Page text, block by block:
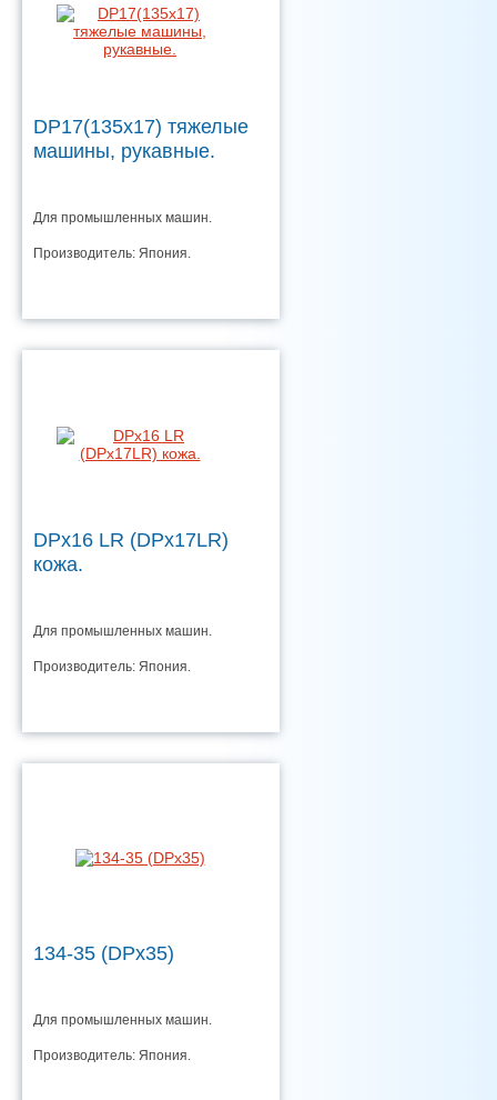
DP17(135x17) тяжелые
машины, рукавные.
Для промышленных машин.
Производитель: Япония.
DPx16 LR (DPx17LR)
кожа.
Для промышленных машин.
Производитель: Япония.
134-35 (DPx35)
Для промышленных машин.
Производитель: Япония.